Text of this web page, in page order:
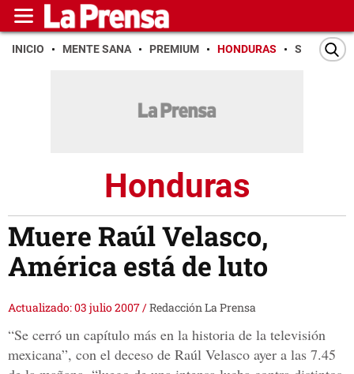
INICIO MENTE SANA PREMIUM HONDURAS SAN PEDRO
Honduras
Muere Raúl Velasco,
América está de luto
Actualizado: 03 julio 2007/Redacción La Prensa
“Se cerró un capítulo más en la historia de la televisión
mexicana”, con el deceso de Raúl Velasco ayer a las 7.45